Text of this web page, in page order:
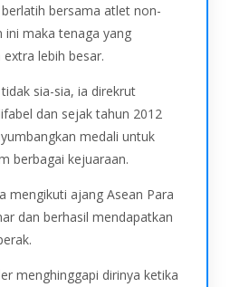
berlatih bersama atlet non-
ini maka tenaga yang
lebih besar.
sia-sia, ia direkrut
dan sejak tahun 2012
medali untuk
berbagai kejuaraan.
mengikuti ajang Asean Para
dan berhasil mendapatkan
menghinggapi dirinya ketika